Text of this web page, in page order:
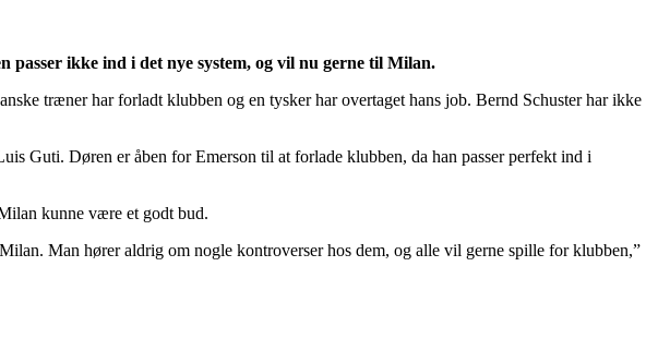
ikke ind i det nye system, og vil nu gerne til Milan.
træner har forladt klubben og en tysker har overtaget hans job. Bernd Schuster har ikke
Guti. Døren er åben for Emerson til at forlade klubben, da han passer perfekt ind i
kunne være et godt bud.
Man hører aldrig om nogle kontroverser hos dem, og alle vil gerne spille for klubben,”